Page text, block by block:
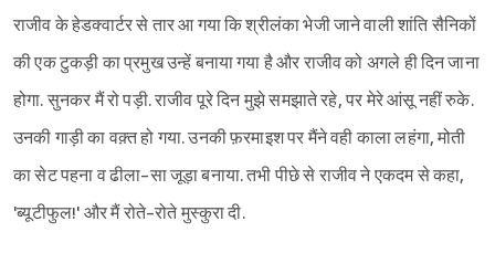
राजीव के हेडक्वार्टर से तार आ गया कि श्रीलंका भेजी जाने वाली शांति सैनिकों
की एक टुकड़ी का प्रमुख उन्हें बनाया गया है और राजीव को अगले ही दिन जाना
होगा. सुनकर मैं रो पड़ी. राजीव पूरे दिन मुझे समझाते रहे, पर मेरे आंसू नहीं रुके.
उनकी गाड़ी का वक़्त हो गया. उनकी फ़रमाइश पर मैंने वही काला लहंगा, मोती
का सेट पहना व ढीला-सा जूड़ा बनाया. तभी पीछे से राजीव ने एकदम से कहा,
'ब्यूटीफुल!' और मैं रोते-रोते मुस्कुरा दी.